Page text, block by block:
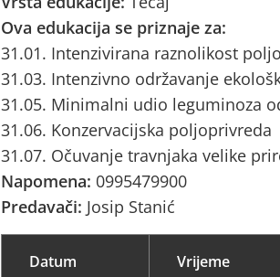
Ova edukacija se priznaje za:
31.01. Intenzivirana raznolikost
31.03. Intenzivno održavanje
31.05. Minimalni udio leguminoza
31.06. Konzervacijska poljoprivreda
31.07. Očuvanje travnjaka velike
Napomena: 0995479900
Predavači: Josip Stanić
Datum Vrijeme